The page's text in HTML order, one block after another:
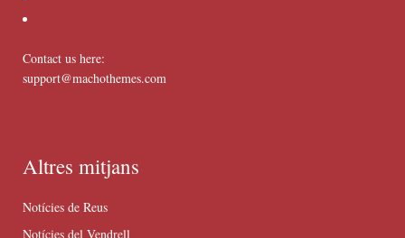
Contact us here:
support@machothemes.com
Altres mitjans
Notícies de Reus
Notícies del Vendrell